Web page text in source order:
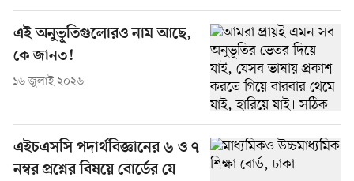
এই অনুভূতিগুলোরও নাম আছে,
কে জানত!
১৬ জুলাই ২০২৬
এইচএসসি পদার্থবিজ্ঞানের ৬ ও ৭
নম্বর প্রশ্নের বিষয়ে বোর্ডের যে